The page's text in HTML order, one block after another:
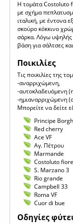
Η τομάτα Costoluto
με σχήμα
ιταλική, με έντονα
σκούρο κόκκινο
σάρκα. Λόγω υψηλής
βάση για σάλτσες
Ποικιλίες
Τις ποικιλίες της
-αναρριχώμενη,
-αυτοκλαδευόμενη
-ημιαναρριχώμενη
Μπορείτε να δείτε
Principe
Red cherry
Ace VF
Aγ. Πέτρου
Μarmande
Costoluto
S. Marzano 3
Rio grande
Campbell 33
Roma VF
Cuor di bue
Οδηγίες